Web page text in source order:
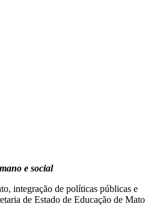
e social
integração de políticas públicas e
de Estado de Educação de Mato